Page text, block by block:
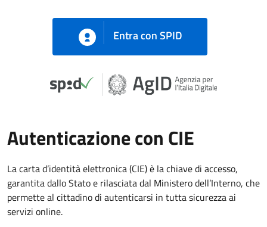
Entra con SPID
Autenticazione con CIE
La carta d’identità elettronica (CIE) è la chiave di accesso,
garantita dallo Stato e rilasciata dal Ministero dell’Interno, che
permette al cittadino di autenticarsi in tutta sicurezza ai
servizi online.